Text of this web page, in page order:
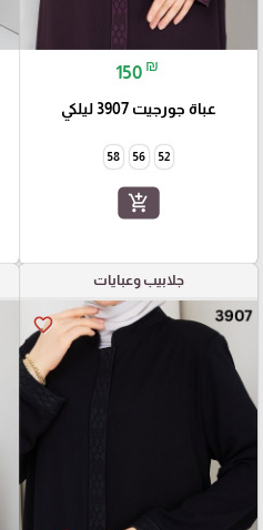
150 ₪
عباة جورجيت 3907 ليلكي
52
56
58
add_shopping_cart
جلابيب وعبايات
favorite_border